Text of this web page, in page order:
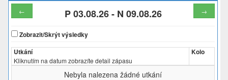
← →
P 03.08.26- N 09.08.26
Zobrazit/Skrýt výsledky
Utkání
Kliknutím na datum zobrazíte detail zápasu
Kolo
Nebyla nalezena žádné utkání